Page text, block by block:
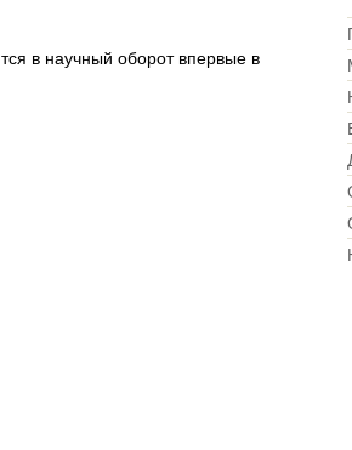
в научный оборот впервые в